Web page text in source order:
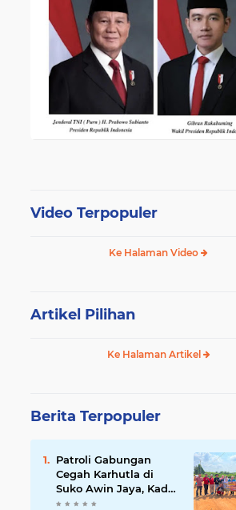
Video Terpopuler
Ke Halaman Video
Artikel Pilihan
Ke Halaman Artikel
Berita Terpopuler
Patroli Gabungan
Cegah Karhutla di
Suko Awin Jaya, Kades
Idawati Gandeng PT